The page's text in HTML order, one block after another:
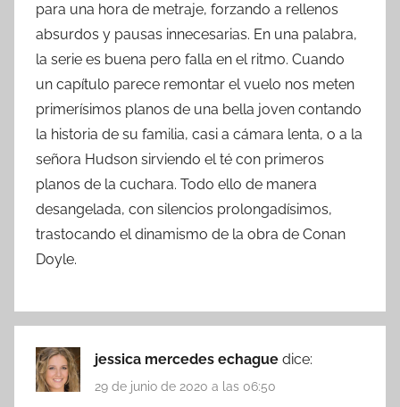
para una hora de metraje, forzando a rellenos
absurdos y pausas innecesarias. En una palabra,
la serie es buena pero falla en el ritmo. Cuando
un capítulo parece remontar el vuelo nos meten
primerísimos planos de una bella joven contando
la historia de su familia, casi a cámara lenta, o a la
señora Hudson sirviendo el té con primeros
planos de la cuchara. Todo ello de manera
desangelada, con silencios prolongadísimos,
trastocando el dinamismo de la obra de Conan
Doyle.
jessica mercedes echague dice:
29 de junio de 2020 a las 06:50